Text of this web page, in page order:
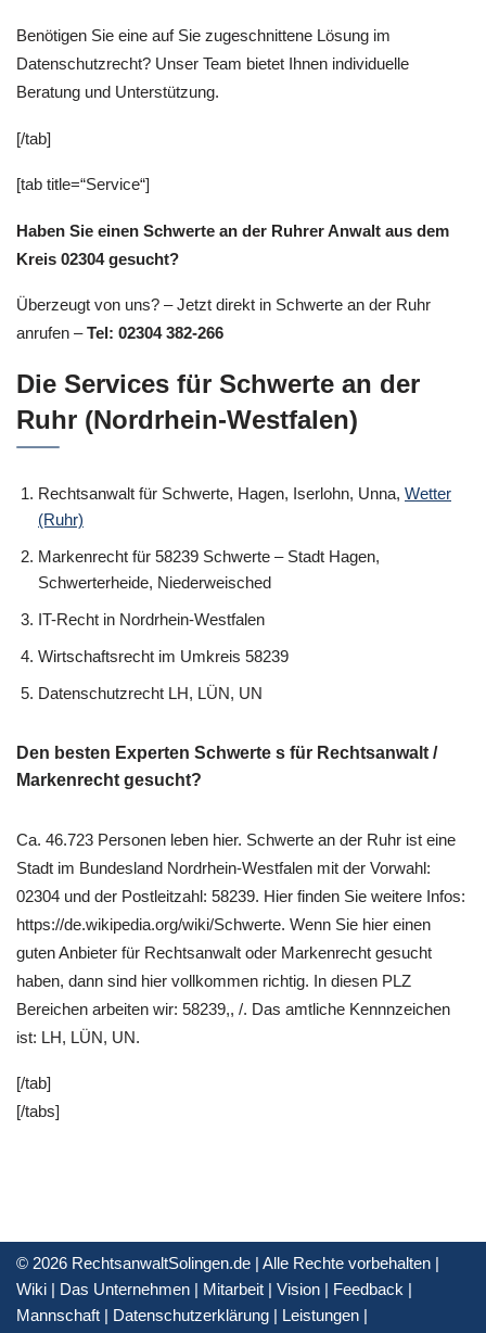
Benötigen Sie eine auf Sie zugeschnittene Lösung im
Datenschutzrecht? Unser Team bietet Ihnen individuelle
Beratung und Unterstützung.
[/tab]
[tab title=“Service“]
Haben Sie einen Schwerte an der Ruhrer Anwalt aus dem
Kreis 02304 gesucht?
Überzeugt von uns? – Jetzt direkt in Schwerte an der Ruhr
anrufen –Tel: 02304 382-266
Die Services für Schwerte an der
Ruhr (Nordrhein-Westfalen)
Rechtsanwalt für Schwerte, Hagen, Iserlohn, Unna, Wetter
(Ruhr)
Markenrecht für 58239 Schwerte – Stadt Hagen,
Schwerterheide, Niederweisched
IT-Recht in Nordrhein-Westfalen
Wirtschaftsrecht im Umkreis 58239
Datenschutzrecht LH, LÜN, UN
Den besten Experten Schwerte s für Rechtsanwalt /
Markenrecht gesucht?
Ca. 46.723 Personen leben hier. Schwerte an der Ruhr ist eine
Stadt im Bundesland Nordrhein-Westfalen mit der Vorwahl:
02304 und der Postleitzahl: 58239. Hier finden Sie weitere Infos:
https://de.wikipedia.org/wiki/Schwerte. Wenn Sie hier einen
guten Anbieter für Rechtsanwalt oder Markenrecht gesucht
haben, dann sind hier vollkommen richtig. In diesen PLZ
Bereichen arbeiten wir: 58239,, /. Das amtliche Kennnzeichen
ist: LH, LÜN, UN.
[/tab]
[/tabs]
© 2026 RechtsanwaltSolingen.de | Alle Rechte vorbehalten |
Wiki | Das Unternehmen | Mitarbeit | Vision | Feedback |
Mannschaft | Datenschutzerklärung | Leistungen |